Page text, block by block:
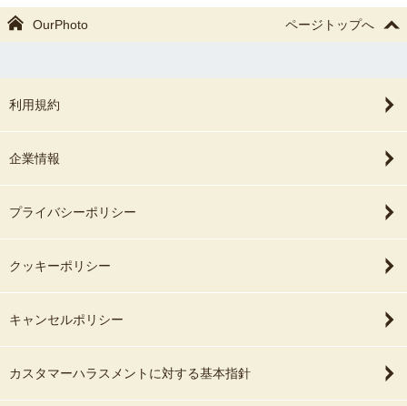
OurPhoto ページトップへ
利用規約
企業情報
プライバシーポリシー
クッキーポリシー
キャンセルポリシー
カスタマーハラスメントに対する基本指針